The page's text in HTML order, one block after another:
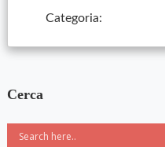
Categoria:
Cerca